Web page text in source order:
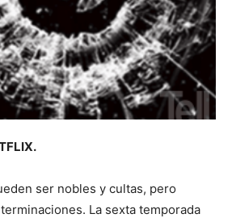
ser nobles y cultas, pero
La sexta temporada